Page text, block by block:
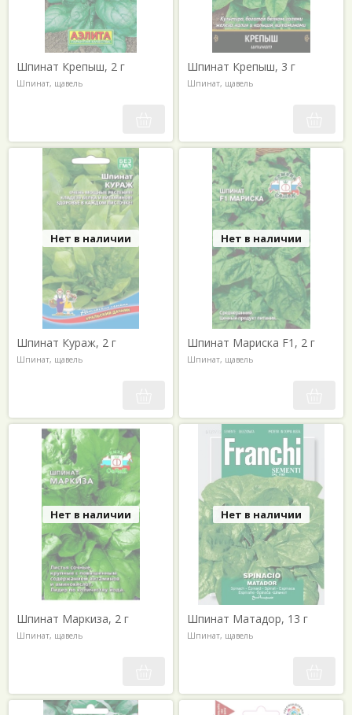
Шпинат Крепыш, 2 г
Шпинат, щавель
Шпинат Крепыш, 3 г
Шпинат, щавель
Нет в наличии
Шпинат Кураж, 2 г
Шпинат, щавель
Нет в наличии
Шпинат Мариска F1, 2 г
Шпинат, щавель
Нет в наличии
Шпинат Маркиза, 2 г
Шпинат, щавель
Нет в наличии
Шпинат Матадор, 13 г
Шпинат, щавель